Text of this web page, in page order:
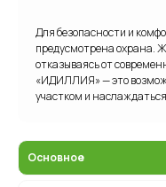
Для безопасности и
предусмотрена охрана.
отказываясь от
«ИДИЛЛИЯ» — это
участком и
Основное